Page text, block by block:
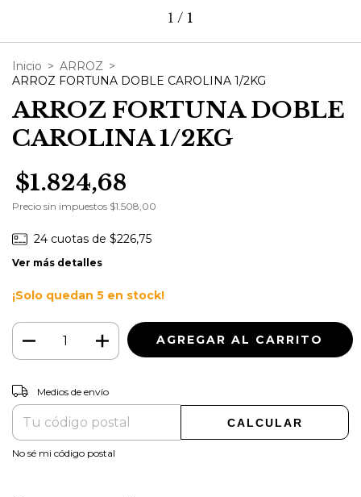
1 / 1
Inicio > ARROZ >
ARROZ FORTUNA DOBLE CAROLINA 1/2KG
ARROZ FORTUNA DOBLE
CAROLINA 1/2KG
$1.824,68
Precio sin impuestos $1.508,00
24 cuotas de $226,75
Ver más detalles
¡Solo quedan 5 en stock!
Entregas para el CP:
Medios de envío
CALCULAR
No sé mi código postal